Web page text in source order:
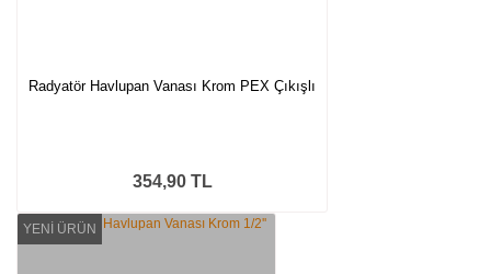
Radyatör Havlupan Vanası Krom PEX Çıkışlı
354,90 TL
YENİ ÜRÜN